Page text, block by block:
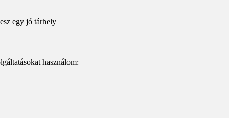
egy jó tárhely
használom: